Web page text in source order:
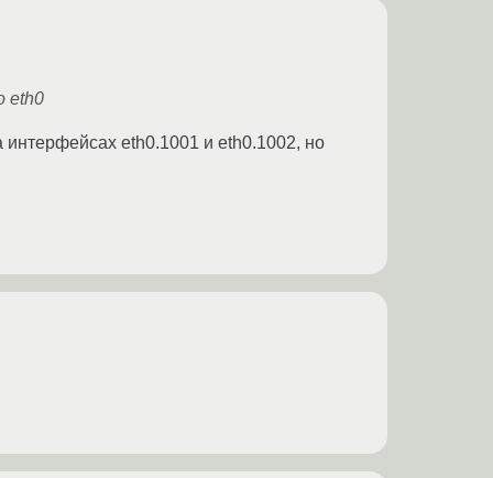
eth0
интерфейсах eth0.1001 и eth0.1002, но